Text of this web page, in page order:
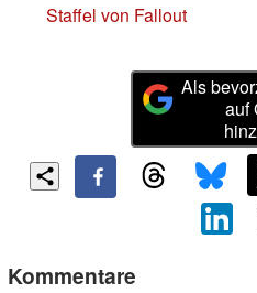
Staffel von Fallout
Als
auf
Kommentare